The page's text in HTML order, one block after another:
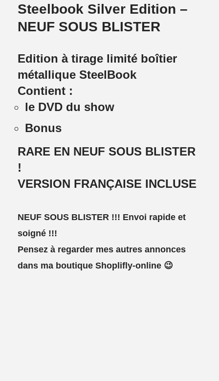
Steelbook Silver Edition –
NEUF SOUS BLISTER
Edition à tirage limité boîtier
métallique SteelBook
Contient :
le DVD du show
Bonus
RARE EN NEUF SOUS BLISTER
!
VERSION FRANÇAISE INCLUSE
NEUF SOUS BLISTER !!! Envoi rapide et
soigné !!!
Pensez à regarder mes autres annonces
dans ma boutique Shoplifly-online 😉